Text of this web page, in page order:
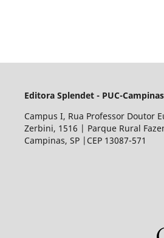
Editora Splendet - PUC-Campinas
Campus I, Rua Professor Doutor
Zerbini, 1516 | Parque Rural
Campinas, SP |CEP 13087-571